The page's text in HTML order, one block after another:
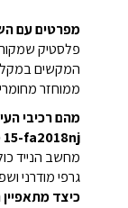
מפרטים עם
פלסטיק
המקשים
ממוחזר
15-fa2018nj מבית HP?
גרפי מודרני